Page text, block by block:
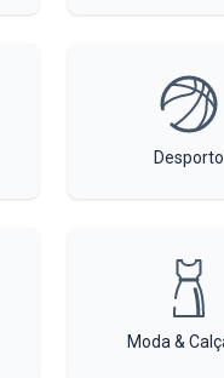
Desporto
Moda &